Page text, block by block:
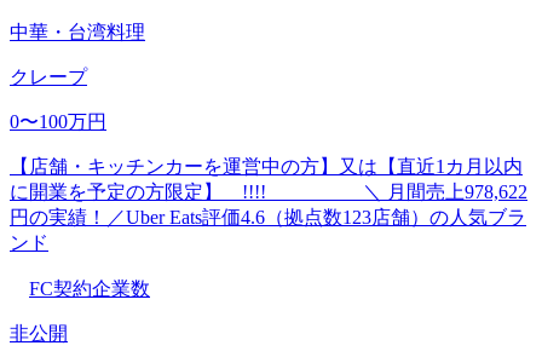
中華・台湾料理
クレープ
0〜100万円
【店舗・キッチンカーを運営中の方】又は【直近1カ月以内
に開業を予定の方限定】 !!!! ＼ 月間売上978,622
円の実績！／Uber Eats評価4.6（拠点数123店舗）の人気ブラ
ンド
FC契約企業数
非公開